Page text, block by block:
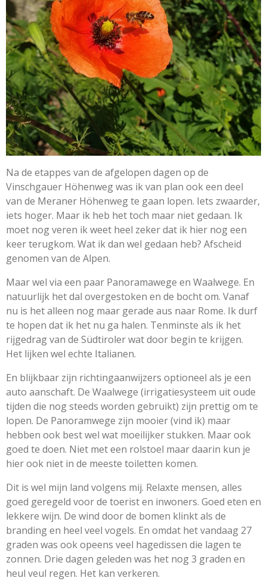
Na de etappes van de afgelopen dagen op de
Vinschgauer Höhenweg was ik van plan ook een deel
van de Meraner Höhenweg te gaan lopen. Iets zwaarder,
iets hoger. Maar ik heb het toch maar niet gedaan. Ik
moet nog veren ik weet heel zeker dat ik hier nog een
keer terugkom. Wat ik dan wel gedaan heb? Afscheid
genomen van de Alpen.
Maar wel via een paar Panoramawege en Waalwege. En
natuurlijk het dal overgestoken en de bocht om. Vanaf
nu is het alleen nog maar gerade aus naar Rome. Ik durf
te hopen dat ik het nu ga halen. Tenminste als ik het
rijgedrag van de Südtiroler wat door begin te krijgen.
Het lijken wel echte Italianen.
En blijkbaar zijn richtingaanwijzers optioneel als je een
auto aanschaft. De Waalwege (irrigatiesysteem uit oude
tijden die nog steeds worden gebruikt) zijn prettig om te
lopen. De Panoramwege zijn mooier (vind ik) maar
hebben ook best wel wat moeilijker stukken. Maar ook
goed te doen. Niet met een rolstoel maar daarin kun je
hier ook niet in de meeste toiletten komen.
Dit is wel mijn land volgens mij. Relaxte mensen, alles
goed geregeld voor de toerist en inwoners. Goed eten en
lekkere wijn. De wind door de bomen klinkt als de
branding en heel veel vogels. En omdat het vandaag 27
graden was ook opeens veel hagedissen die lagen te
zonnen. Drie dagen geleden was het nog 3 graden en
heul veul regen. Het kan verkeren.